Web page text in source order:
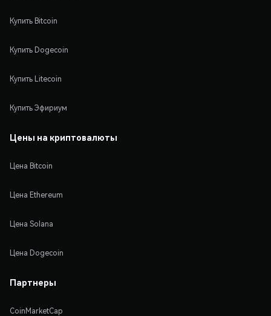
Купить Bitcoin
Купить Dogecoin
Купить Litecoin
Купить Эфириум
Цены на криптовалюты
Цена Bitcoin
Цена Ethereum
Цена Solana
Цена Dogecoin
Партнеры
CoinMarketCap